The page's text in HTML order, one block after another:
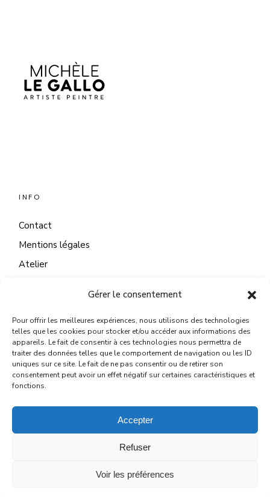
Gérer le consentement
Pour offrir les meilleures expériences, nous utilisons des technologies
telles que les cookies pour stocker et/ou accéder aux informations des
appareils. Le fait de consentir à ces technologies nous permettra de
traiter des données telles que le comportement de navigation ou les ID
uniques sur ce site. Le fait de ne pas consentir ou de retirer son
consentement peut avoir un effet négatif sur certaines caractéristiques et
fonctions.
Accepter
Refuser
Voir les préférences
INFO
Contact
Mentions légales
Atelier
CONTACT
22 Quai du Mail
45130 Meung sur Loire
michelelegallo@wanadoo.fr